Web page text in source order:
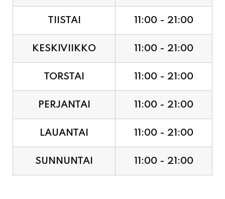
TIISTAI 11:00 - 21:00
KESKIVIIKKO 11:00 - 21:00
TORSTAI 11:00 - 21:00
PERJANTAI 11:00 - 21:00
LAUANTAI 11:00 - 21:00
SUNNUNTAI 11:00 - 21:00